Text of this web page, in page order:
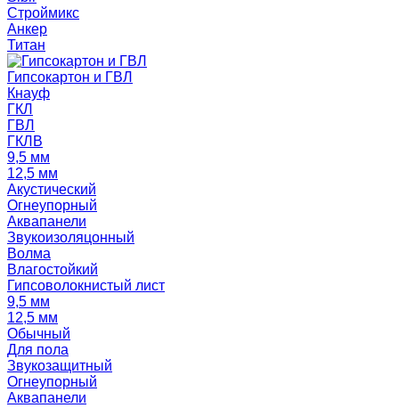
Строймикс
Анкер
Титан
Гипсокартон и ГВЛ
Кнауф
ГКЛ
ГВЛ
ГКЛВ
9,5 мм
12,5 мм
Акустический
Огнеупорный
Аквапанели
Звукоизоляцонный
Волма
Влагостойкий
Гипсоволокнистый лист
9,5 мм
12,5 мм
Обычный
Для пола
Звукозащитный
Огнеупорный
Аквапанели